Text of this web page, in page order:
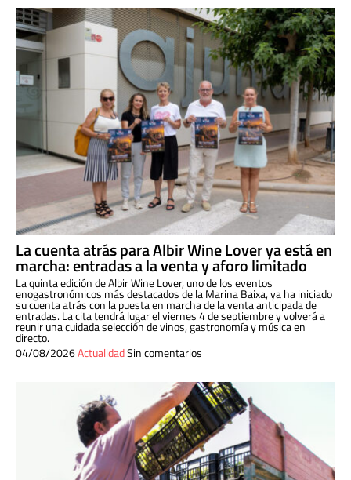
La cuenta atrás para Albir Wine Lover ya está en
marcha: entradas a la venta y aforo limitado
La quinta edición de Albir Wine Lover, uno de los eventos
enogastronómicos más destacados de la Marina Baixa, ya ha iniciado
su cuenta atrás con la puesta en marcha de la venta anticipada de
entradas. La cita tendrá lugar el viernes 4 de septiembre y volverá a
reunir una cuidada selección de vinos, gastronomía y música en
directo.
04/08/2026ActualidadSin comentarios